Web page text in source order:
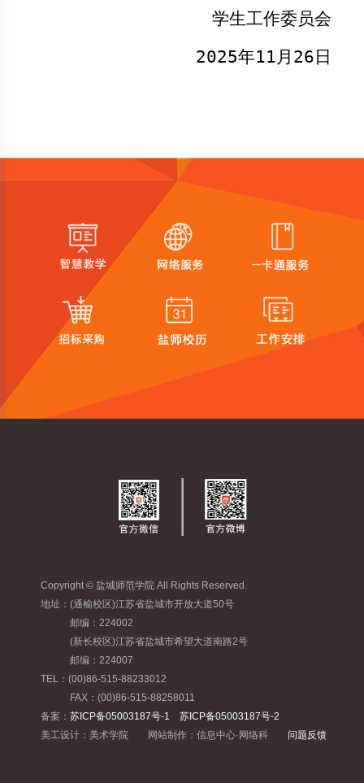
学生工作委员会
2025年11 月 26 日
Copyright © 盐城师范学院 All Rights Reserved.
地址：(通榆校区)江苏省盐城市开放大道50号
邮编：224002
(新长校区)江苏省盐城市希望大道南路2号
邮编：224007
TEL：(00)86-515-88233012
FAX：(00)86-515-88258011
备案： 苏ICP备05003187号-1 苏ICP备05003187号-2
美工设计：美术学院 网站制作：信息中心·网络科 问题反馈